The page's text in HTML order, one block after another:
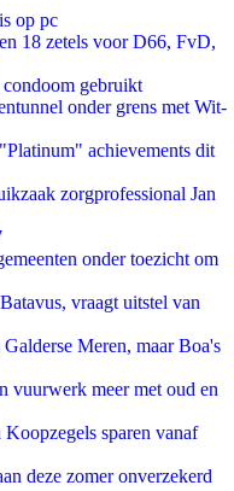
op pc
18 zetels voor D66, FvD,
gebruikt
onder grens met Wit-
achievements dit
zorgprofessional Jan
onder toezicht om
vraagt uitstel van
Meren, maar Boa's
vuurwerk meer met oud en
sparen vanaf
deze zomer onverzekerd